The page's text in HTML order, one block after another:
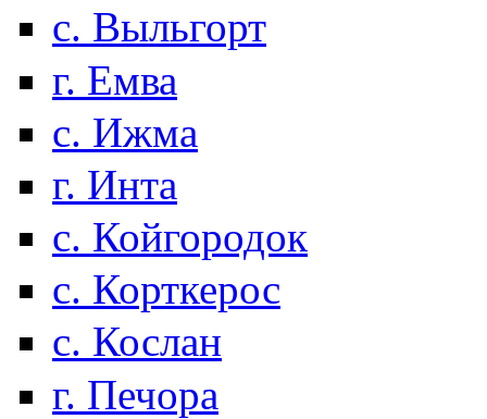
с. Выльгорт
г. Емва
с. Ижма
г. Инта
с. Койгородок
с. Корткерос
с. Кослан
г. Печора